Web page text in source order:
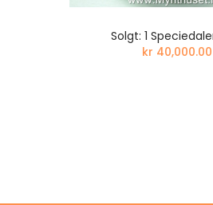
Solgt: 1
kr 40,000.00